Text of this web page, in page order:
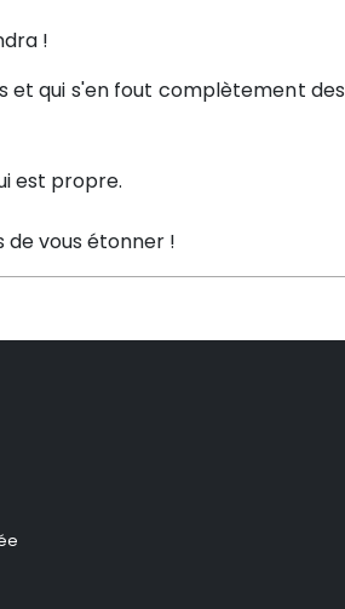
!
et qui s'en fout complètement des
est propre.
de vous étonner !